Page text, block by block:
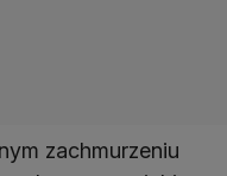
zachmurzeniu